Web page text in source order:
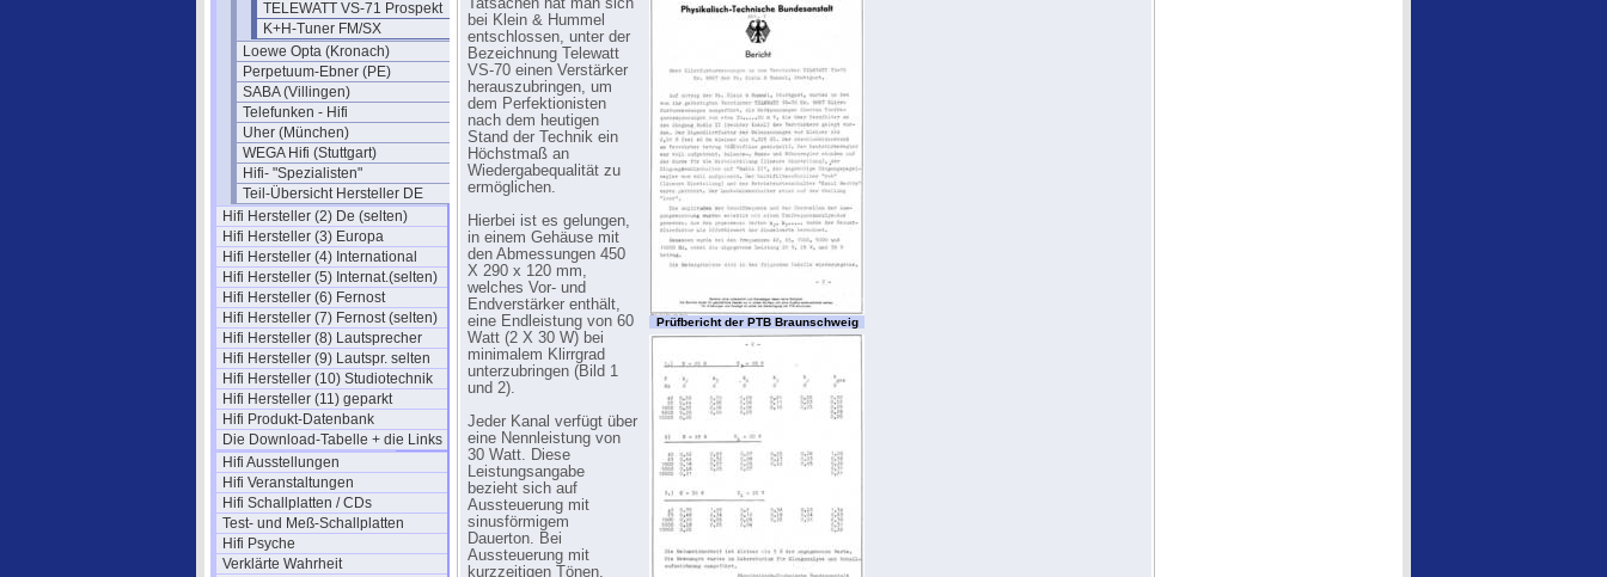
TELEWATT VS-71 Prospekt
K+H-Tuner FM/SX
Loewe Opta (Kronach)
Perpetuum-Ebner (PE)
SABA (Villingen)
Telefunken - Hifi
Uher (München)
WEGA Hifi (Stuttgart)
Hifi- "Spezialisten"
Teil-Übersicht Hersteller DE
Hifi Hersteller (2) De (selten)
Hifi Hersteller (3) Europa
Hifi Hersteller (4) International
Hifi Hersteller (5) Internat.(selten)
Hifi Hersteller (6) Fernost
Hifi Hersteller (7) Fernost (selten)
Hifi Hersteller (8) Lautsprecher
Hifi Hersteller (9) Lautspr. selten
Hifi Hersteller (10) Studiotechnik
Hifi Hersteller (11) geparkt
Hifi Produkt-Datenbank
Die Download-Tabelle + die Links
Hifi Ausstellungen
Hifi Veranstaltungen
Hifi Schallplatten / CDs
Test- und Meß-Schallplatten
Hifi Psyche
Verklärte Wahrheit
Prüfbericht der PTB Braunschweig
Tatsachen hat man sich
bei Klein & Hummel
entschlossen, unter der
Bezeichnung Telewatt
VS-70 einen Verstärker
herauszubringen, um
dem Perfektionisten
nach dem heutigen
Stand der Technik ein
Höchstmaß an
Wiedergabequalität zu
ermöglichen.
Hierbei ist es gelungen,
in einem Gehäuse mit
den Abmessungen 450
X 290 x 120 mm,
welches Vor- und
Endverstärker enthält,
eine Endleistung von 60
Watt (2 X 30 W) bei
minimalem Klirrgrad
unterzubringen (Bild 1
und 2).
Jeder Kanal verfügt über
eine Nennleistung von
30 Watt. Diese
Leistungsangabe
bezieht sich auf
Aussteuerung mit
sinusförmigem
Dauerton. Bei
Aussteuerung mit
kurzzeitigen Tönen,